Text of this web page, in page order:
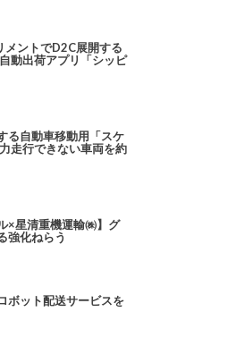
メントでD2C展開する
動出荷アプリ「シッピ
る自動車移動用「スケ
走行できない車両を約
×星清重機運輸㈱】グ
強化ねらう
ボット配送サービスを